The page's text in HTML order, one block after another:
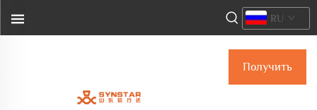
Получить
RU